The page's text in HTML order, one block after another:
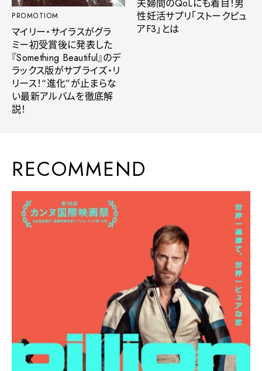
PROMOTIOM
マイリー・サイラスがグラ
ミー初受賞後に発表した
『Something Beautiful』のデ
ラックス版がサプライズ・リ
リース！“進化”が止まらな
い最新アルバムを徹底解
説！
夫婦間のQoLにも着目！男
性妊活サプリ「ストークピュ
アF3」とは
RECOMMEND